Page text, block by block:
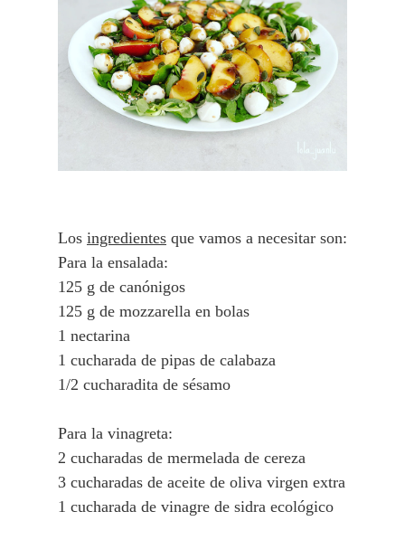
Los ingredientes que vamos a necesitar son:
Para la ensalada:
125 g de canónigos
125 g de mozzarella en bolas
1 nectarina
1 cucharada de pipas de calabaza
1/2 cucharadita de sésamo
Para la vinagreta:
2 cucharadas de mermelada de cereza
3 cucharadas de aceite de oliva virgen extra
1 cucharada de vinagre de sidra ecológico